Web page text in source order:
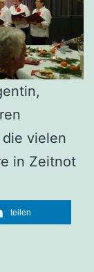
vielen
in Zeitnot
teilen